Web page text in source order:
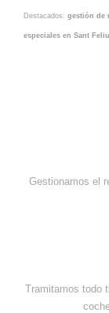
Destacados: gestión de
especiales en Sant
Gestionamos el
Tramitamos todo